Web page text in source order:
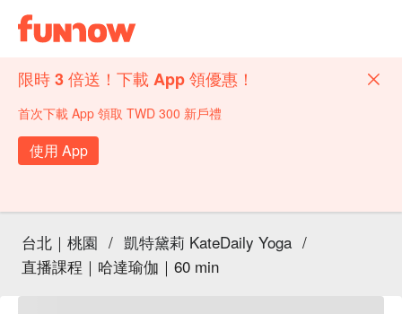
限時 3 倍送！下載 App 領優惠！
首次下載 App 領取 TWD 300 新戶禮
使用 App
台北｜桃園 / 凱特黛莉 KateDaily Yoga /
直播課程｜哈達瑜伽｜60 min